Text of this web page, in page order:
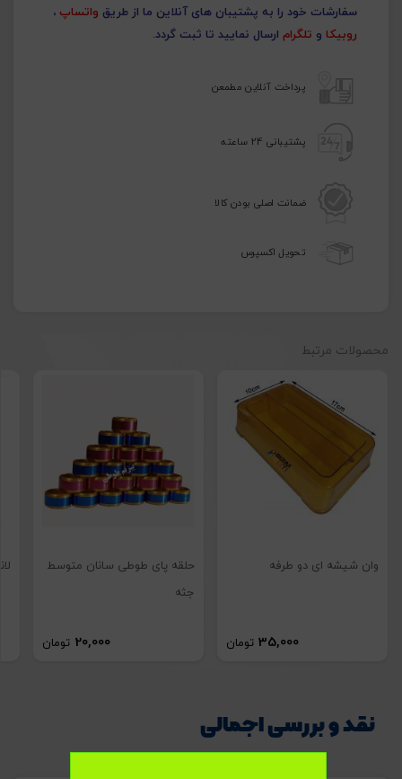
سفارشات خود را به پشتیبان های آنلاین ما از طریق واتساپ ،
روبیکا و تلگرام ارسال نمایید تا ثبت گردد.
پرداخت آنلاین مطمعن
پشتیبانی 24 ساعته
ضمانت اصلی بودن کالا
تحویل اکسپرس
محصولات مرتبط
وان شیشه ای دو طرفه
35,000 تومان
حلقه پای طوطی سانان متوسط
جثه
20,000 تومان
نقد و بررسی اجمالی
اشتراک گذاری در شبکه های اجتماعی